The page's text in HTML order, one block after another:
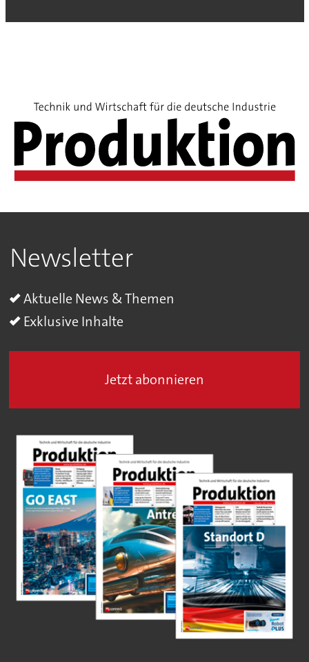
Newsletter
Aktuelle News & Themen
Exklusive Inhalte
Jetzt abonnieren